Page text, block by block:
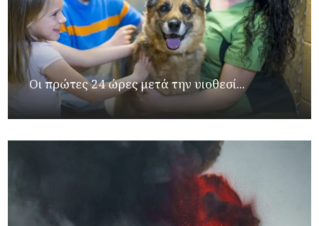
Οι πρώτες 24 ώρες μετά την υιοθεσί...